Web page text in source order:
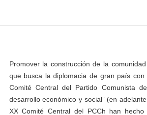
Promover la construcción de la
que busca la diplomacia de gran país
Comité Central del Partido Comunista
desarrollo económico y social” (en
XX Comité Central del PCCh han